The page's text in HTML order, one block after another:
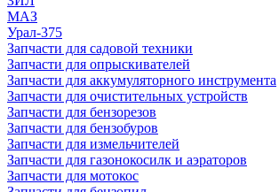
МАЗ
Урал-375
Запчасти для садовой техники
Запчасти для опрыскивателей
Запчасти для аккумуляторного инструмента
Запчасти для очистительных устройств
Запчасти для бензорезов
Запчасти для бензобуров
Запчасти для измельчителей
Запчасти для газонокосилк и аэраторов
Запчасти для мотокос